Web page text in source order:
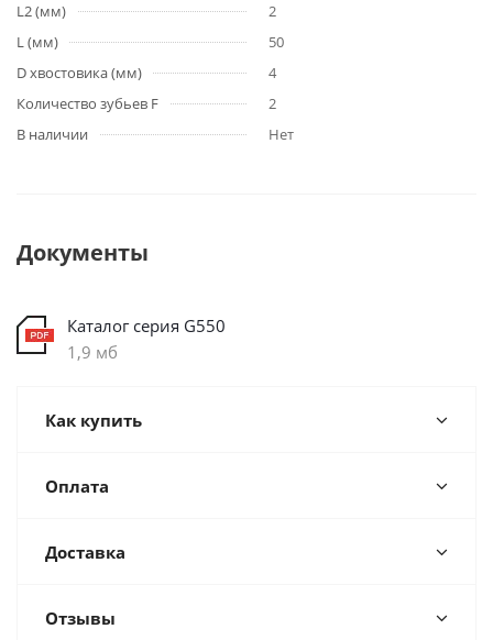
L2 (мм)
2
L (мм)
50
D хвостовика (мм)
4
Количество зубьев F
2
В наличии
Нет
Документы
Каталог серия G550
1,9 мб
Как купить
Оплата
Доставка
Отзывы